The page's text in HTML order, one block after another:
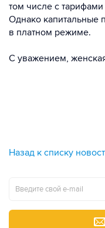
том числе с
Однако капитальные
в платном режиме.
С уважением,
Назад к списку